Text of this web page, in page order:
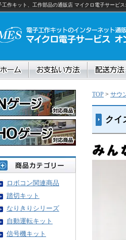
工作キット、工作部品の通販店 マイクロ電子サービ
TOP > サウ
クイ
ロボコン関連商品
踏切キット
なりきりシリーズ
自動運転キット
信号機キット